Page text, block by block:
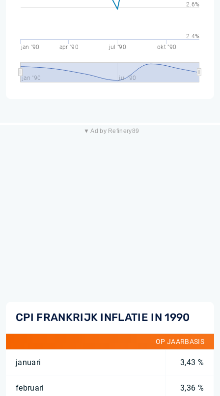
jan "90 apr "90 jul "90 okt "90
jan "90 jul "90
2.4%
2.6%
▼ Ad by Refinery89
CPI FRANKRIJK INFLATIE IN 1990
OP JAARBASIS
januari 3,43 %
februari 3,36 %